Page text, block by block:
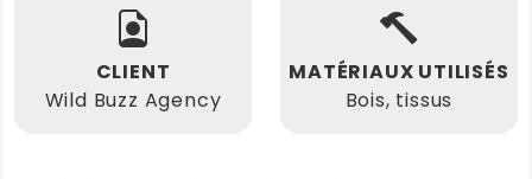
CLIENT
Wild Buzz Agency
MATÉRIAUX UTILISÉS
Bois, tissus